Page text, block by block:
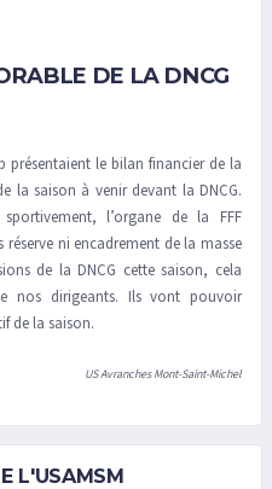
DE LA DNCG
présentaient le bilan financier de la
la saison à venir devant la DNCG.
l’organe de la FFF
ni encadrement de la masse
de la DNCG cette saison, cela
nos dirigeants. Ils vont pouvoir
de la saison.
US Avranches Mont-Saint-Michel
L'USAMSM